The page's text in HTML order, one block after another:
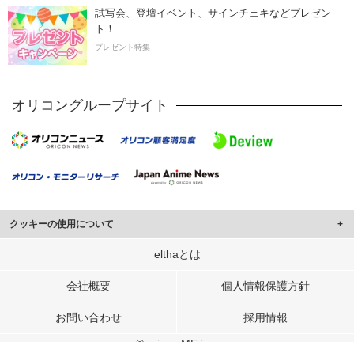
試写会、登壇イベント、サインチェキなどプレゼン
ト！
プレゼント特集
オリコングループサイト
クッキーの使用について
このサイトでは Cookie を使用して、ユーザーに合わせたコンテンツや広告の
行っています。
メディアや広告配信、データ解析の各パートナーに提供しています。
elthaとは
会社概要 個人情報保護方針
お問い合わせ 採用情報